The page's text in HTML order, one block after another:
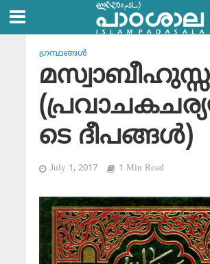
ഗ്രന്ഥങ്ങള്‍
ടെ ദീപങ്ങള്‍)
July 1, 2017 1 Min Read